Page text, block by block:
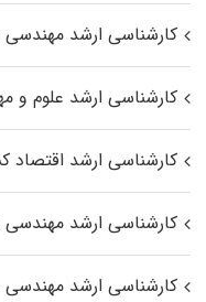
کارشناسی ارشد مهندسی
کارشناسی ارشد علوم و
کارشناسی ارشد اقتصاد
کارشناسی ارشد مهندسی
کارشناسی ارشد